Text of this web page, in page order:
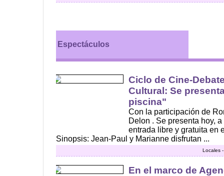
Espectáculos
Ciclo de Cine-
Cultural: Se
piscina"
Con la participación de
Delon . Se presenta hoy,
entrada libre y gratuita en
Sinopsis: Jean-Paul y Marianne disfrutan ...
Locales
En el marco de